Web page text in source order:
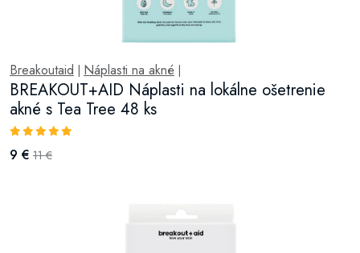
Breakoutaid Náplasti na akné
BREAKOUT+AID Náplasti na lokálne ošetrenie
akné s Tea Tree 48 ks
9 € 11 €